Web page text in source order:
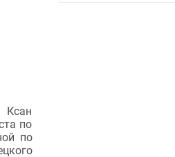
Ксан
по
по